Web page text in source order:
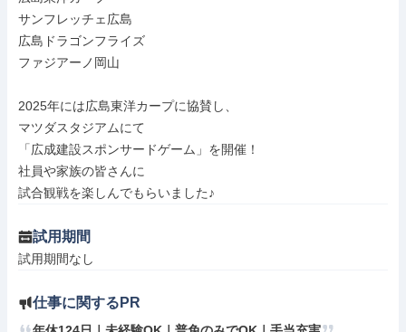
サンフレッチェ広島
広島ドラゴンフライズ
ファジアーノ岡山
2025年には広島東洋カープに協賛し、
マツダスタジアムにて
「広成建設スポンサードゲーム」を開催！
社員や家族の皆さんに
試合観戦を楽しんでもらいました♪
試用期間
試用期間なし
仕事に関するPR